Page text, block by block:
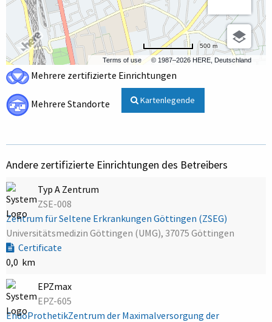
Terms of use © 1987–2026 HERE, Deutschland
500 m
Mehrere zertifizierte Einrichtungen
Mehrere Standorte Kartenlegende
Andere zertifizierte Einrichtungen des Betreibers
Typ A Zentrum
ZSE-008
Zentrum für Seltene Erkrankungen Göttingen (ZSEG)
Universitätsmedizin Göttingen (UMG), 37075 Göttingen
Certificate
0,0 km
EPZmax
EPZ-605
EndoProthetikZentrum der Maximalversorgung der